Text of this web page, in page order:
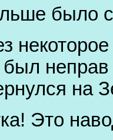
было
неправ
на
Это